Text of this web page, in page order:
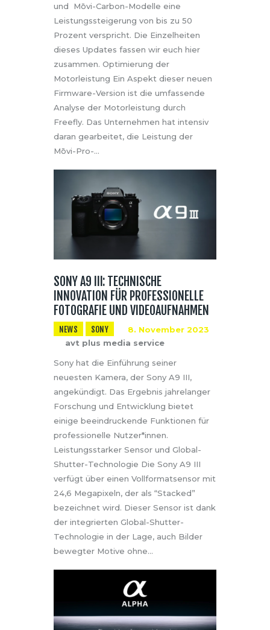
und Mōvi-Carbon-Modelle eine
Leistungssteigerung von bis zu 50
Prozent verspricht. Die Einzelheiten
dieses Updates fassen wir euch hier
zusammen. Optimierung der
Motorleistung Ein Aspekt dieser neuen
Firmware-Version ist die umfassende
Analyse der Motorleistung durch
Freefly. Das Unternehmen hat intensiv
daran gearbeitet, die Leistung der
Mōvi-Pro-…
SONY A9 III: TECHNISCHE
INNOVATION FÜR PROFESSIONELLE
FOTOGRAFIE UND VIDEOAUFNAHMEN
NEWS SONY
8. November 2023
avt plus media service
Sony hat die Einführung seiner
neuesten Kamera, der Sony A9 III,
angekündigt. Das Ergebnis jahrelanger
Forschung und Entwicklung bietet
einige beeindruckende Funktionen für
professionelle Nutzer*innen.
Leistungsstarker Sensor und Global-
Shutter-Technologie Die Sony A9 III
verfügt über einen Vollformatsensor mit
24,6 Megapixeln, der als “Stacked”
bezeichnet wird. Dieser Sensor ist dank
der integrierten Global-Shutter-
Technologie in der Lage, auch Bilder
bewegter Motive ohne…